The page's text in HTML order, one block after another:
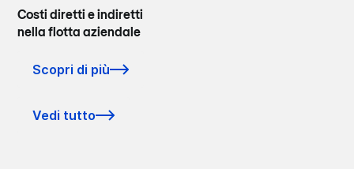
Costi diretti e indiretti
nella flotta aziendale
Scopri di più
Vedi tutto